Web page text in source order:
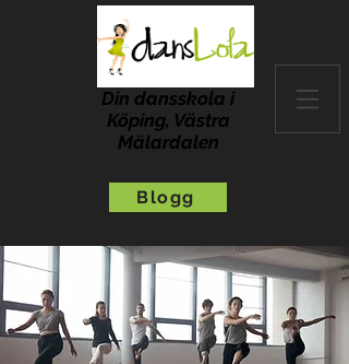
Din dansskola i
Köping, Västra
Mälardalen
Blogg